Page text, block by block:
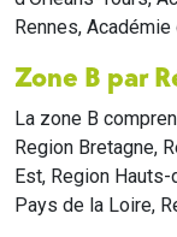
Rennes,
Zone B par
La zone B
Region Bretagne,
Est, Region
Pays de la Loire,